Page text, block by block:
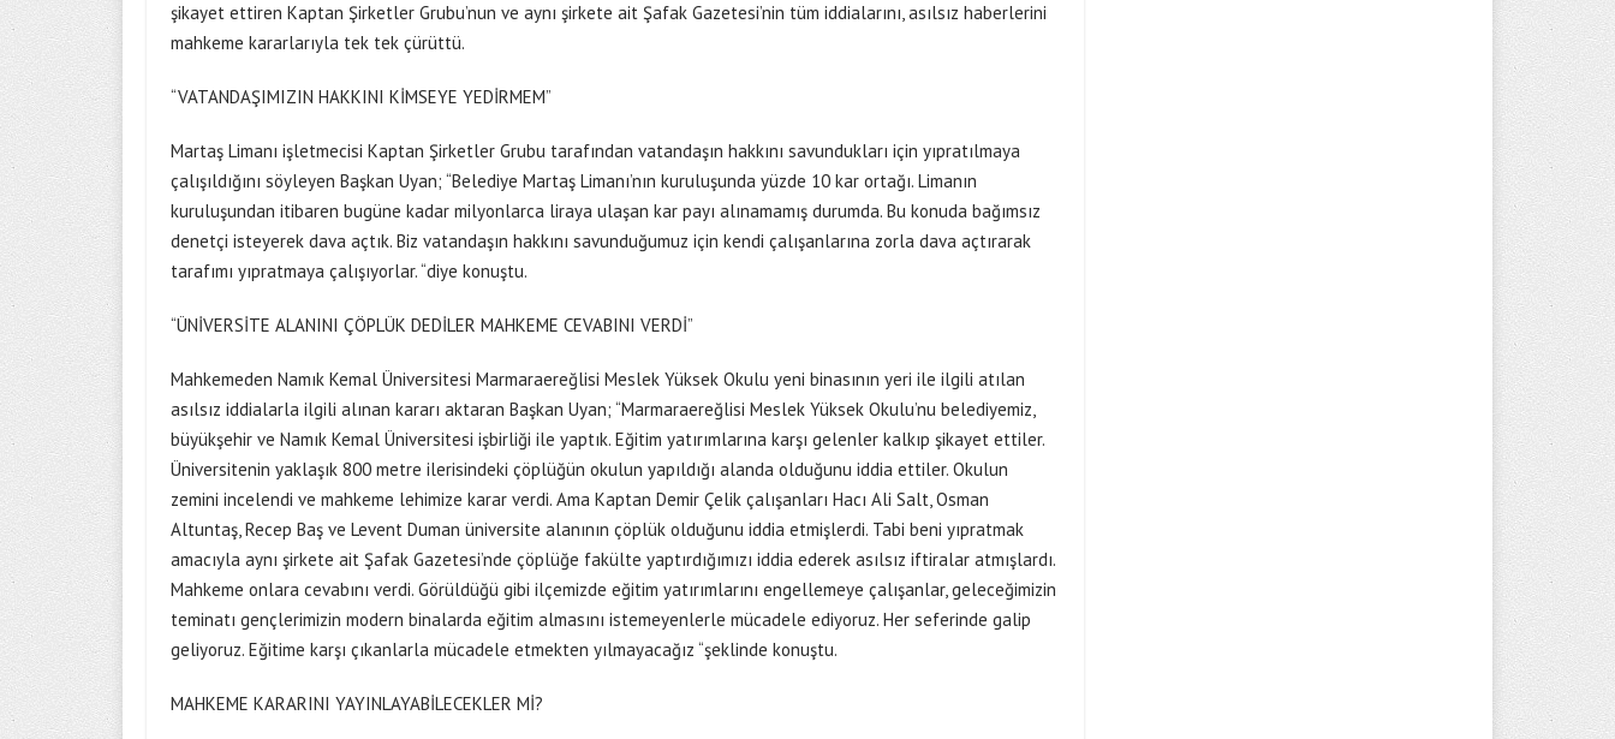
şikayet ettiren Kaptan Şirketler Grubu’nun ve aynı şirkete ait Şafak Gazetesi’nin tüm iddialarını, asılsız haberlerini
mahkeme kararlarıyla tek tek çürüttü.
“VATANDAŞIMIZIN HAKKINI KİMSEYE YEDİRMEM”
Martaş Limanı işletmecisi Kaptan Şirketler Grubu tarafından vatandaşın hakkını savundukları için yıpratılmaya
çalışıldığını söyleyen Başkan Uyan; “Belediye Martaş Limanı’nın kuruluşunda yüzde 10 kar ortağı. Limanın
kuruluşundan itibaren bugüne kadar milyonlarca liraya ulaşan kar payı alınamamış durumda. Bu konuda bağımsız
denetçi isteyerek dava açtık. Biz vatandaşın hakkını savunduğumuz için kendi çalışanlarına zorla dava açtırarak
tarafımı yıpratmaya çalışıyorlar. “diye konuştu.
“ÜNİVERSİTE ALANINI ÇÖPLÜK DEDİLER MAHKEME CEVABINI VERDİ”
Mahkemeden Namık Kemal Üniversitesi Marmaraereğlisi Meslek Yüksek Okulu yeni binasının yeri ile ilgili atılan
asılsız iddialarla ilgili alınan kararı aktaran Başkan Uyan; “Marmaraereğlisi Meslek Yüksek Okulu’nu belediyemiz,
büyükşehir ve Namık Kemal Üniversitesi işbirliği ile yaptık. Eğitim yatırımlarına karşı gelenler kalkıp şikayet ettiler.
Üniversitenin yaklaşık 800 metre ilerisindeki çöplüğün okulun yapıldığı alanda olduğunu iddia ettiler. Okulun
zemini incelendi ve mahkeme lehimize karar verdi. Ama Kaptan Demir Çelik çalışanları Hacı Ali Salt, Osman
Altuntaş, Recep Baş ve Levent Duman üniversite alanının çöplük olduğunu iddia etmişlerdi. Tabi beni yıpratmak
amacıyla aynı şirkete ait Şafak Gazetesi’nde çöplüğe fakülte yaptırdığımızı iddia ederek asılsız iftiralar atmışlardı.
Mahkeme onlara cevabını verdi. Görüldüğü gibi ilçemizde eğitim yatırımlarını engellemeye çalışanlar, geleceğimizin
teminatı gençlerimizin modern binalarda eğitim almasını istemeyenlerle mücadele ediyoruz. Her seferinde galip
geliyoruz. Eğitime karşı çıkanlarla mücadele etmekten yılmayacağız “şeklinde konuştu.
MAHKEME KARARINI YAYINLAYABİLECEKLER Mİ?